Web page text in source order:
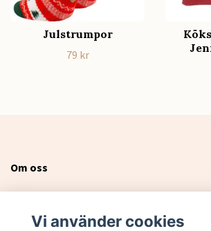
Julstrumpor
79 kr
Om oss
Vi använder cookies